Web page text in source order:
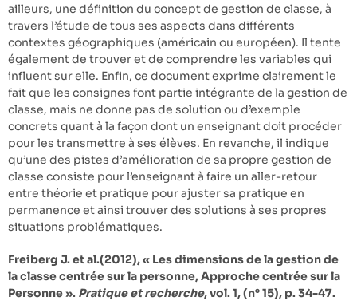
ailleurs, une définition du concept de gestion de classe, à
travers l’étude de tous ses aspects dans différents
contextes géographiques (américain ou européen). Il tente
également de trouver et de comprendre les variables qui
influent sur elle. Enfin, ce document exprime clairement le
fait que les consignes font partie intégrante de la gestion de
classe, mais ne donne pas de solution ou d’exemple
concrets quant à la façon dont un enseignant doit procéder
pour les transmettre à ses élèves. En revanche, il indique
qu’une des pistes d’amélioration de sa propre gestion de
classe consiste pour l’enseignant à faire un aller-retour
entre théorie et pratique pour ajuster sa pratique en
permanence et ainsi trouver des solutions à ses propres
situations problématiques.
Freiberg J. et al.(2012), « Les dimensions de la gestion de
la classe centrée sur la personne, Approche centrée sur la
Personne ». Pratique et recherche, vol. 1, (n° 15), p. 34-47.